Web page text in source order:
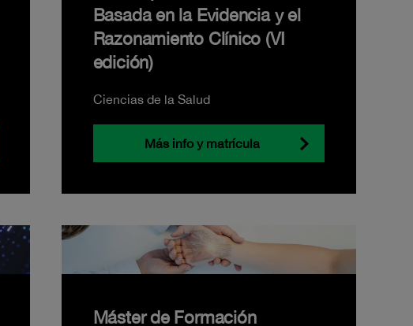
Basada en la Evidencia y el
Razonamiento Clínico (VI
edición)
Ciencias de la Salud
Más info y matrícula
Máster de Formación